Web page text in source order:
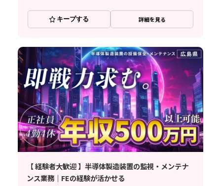
キープする 詳細を見る
【 経験者大歓迎 】半導体製造装置の監視・メンテナ
ンス業務｜FEの経験が活かせる